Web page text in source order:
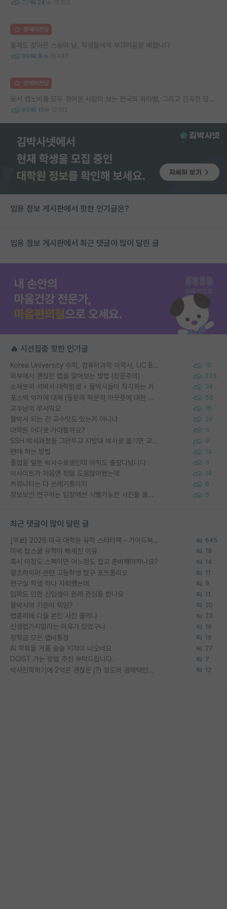
72 24 15103
명예의전당
올해도 찾아온 스승의 날, 학생들에게 부끄러움을 배웁니다
89 8 16447
명예의전당
동서 랩노비를 모두 겪어온 사람이 보는 한국의 워라밸, 그리고 간곡한 당부의 말씀
89 11 17312
임용 정보 게시판에서 핫한 인기글은?
임용 정보 게시판에서 최근 댓글이 많이 달린 글
🔥 시선집중 핫한 인기글
Korea University 수학, 컴퓨터과학 이학사, UC Berkeley 산업공학 대학원 공학박사가 되는 것은 쉽지 않겠죠? 10
외부에서 괜찮은 랩을 알아보는 방법 (장문주의) 275
소재분야 석박사 대학원생 + 물박사들이 착각하는 거 74
포스텍 억까에 대해 (동문의 학문적 아웃풋에 대한 반박) 50
교수님이 무서워요 16
물박사 되는 건 교수탓도 있는거 아니냐 29
대학원 어디로 가야할까요? 5
SSH 박사과정을 그만두고 지방대 박사로 옮기면 교수의 꿈은 끝일까요? 9
편애 하는 방법 14
졸업을 앞둔 박사수료생인데 아직도 출장다닙니다 3
이사이트가 처음엔 정말 도움많이됐는데 14
커뮤니티는 다 쓰레기통이지 6
정보보안 연구하는 입장에선 식별가능한 사진을 올리는건 비추이긴함 5
최근 댓글이 많이 달린 글
[무료] 2026 미국 대학원 유학 스타터팩 - 가이드북 & 합격자 컨택메일 템플릿 645
미박 탑스쿨 유학이 빡세진 이유 19
혹시 이정도 스펙이면 어느정도 잡고 준비해야하나요? 14
알츠하이머 관련 고등학생 탐구 포트폴리오 11
연구실 학생 하나 자퇴했는데 9
입학도 안한 신입생이 원래 관심을 받나요 11
물박사의 기준이 뭐임? 20
랩홈피에 다들 본인 사진 올리냐 23
신생랩가지말라는 이유가 있었구나 16
장학금 모은 랩비통장 16
AI 학회들 거품 슬슬 지적이 나오네요 27
DGIST 가는 방법 추천 부탁드립니다. 7
박사진학하기에 2억은 괜찮은 (?) 정도의 경제력인가요 12